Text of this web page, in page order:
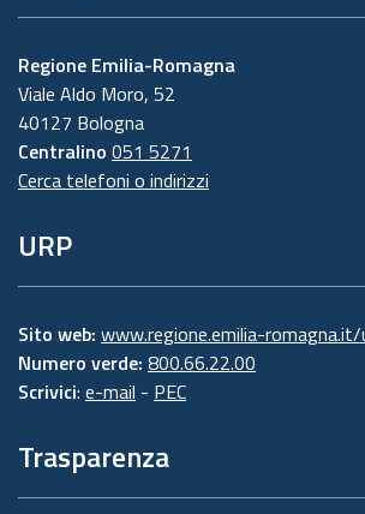
Regione Emilia-Romagna
Viale Aldo Moro, 52
40127 Bologna
Centralino 051 5271
Cerca telefoni o indirizzi
URP
Sito web: www.regione.emilia-
Numero verde: 800.66.22.00
Scrivici: e-mail - PEC
Trasparenza